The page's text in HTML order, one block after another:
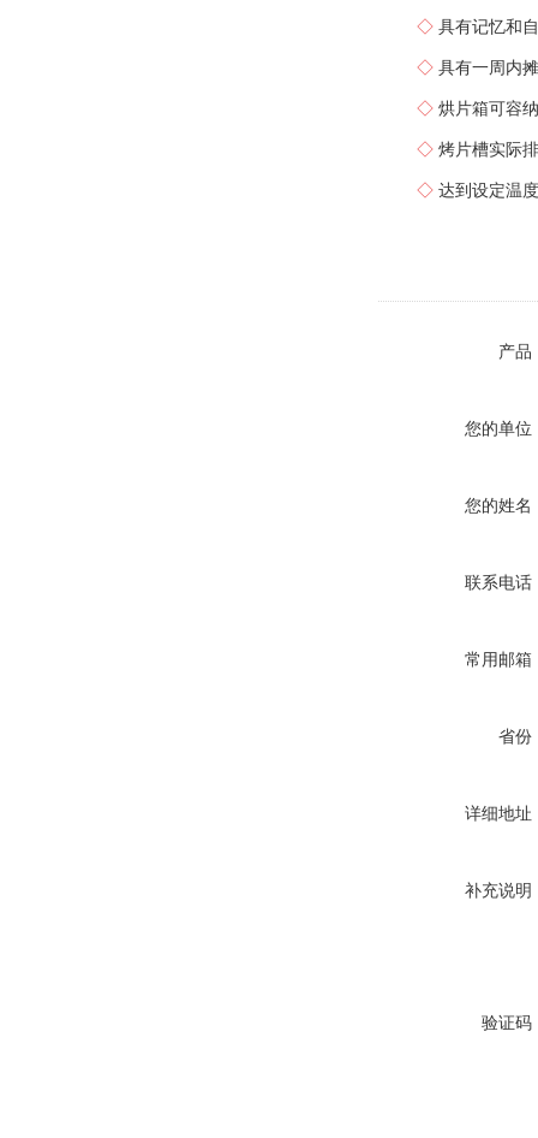
◇ 具有记忆和
◇ 具有一周内
◇ 烘片箱可容
◇ 烤片槽实际
◇ 达到设定温
产品
您的单位
您的姓名
联系电话
常用邮箱
省份
详细地址
补充说明
验证码